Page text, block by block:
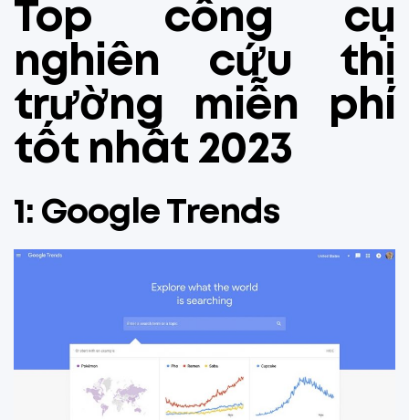
Top công cụ
nghiên cứu thị
trường miễn phí
tốt nhất 2023
1: Google Trends